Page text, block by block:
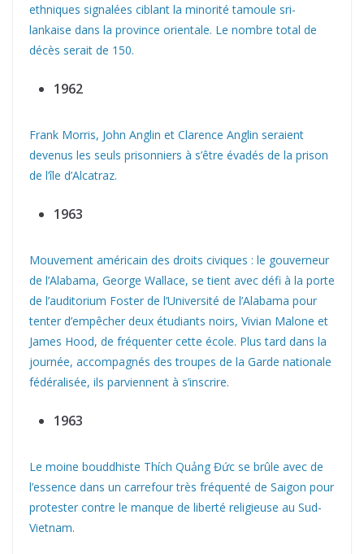
ethniques signalées ciblant la minorité tamoule sri-
lankaise dans la province orientale. Le nombre total de
décès serait de 150.
1962
Frank Morris, John Anglin et Clarence Anglin seraient
devenus les seuls prisonniers à s’être évadés de la prison
de l’île d’Alcatraz.
1963
Mouvement américain des droits civiques : le gouverneur
de l’Alabama, George Wallace, se tient avec défi à la porte
de l’auditorium Foster de l’Université de l’Alabama pour
tenter d’empêcher deux étudiants noirs, Vivian Malone et
James Hood, de fréquenter cette école. Plus tard dans la
journée, accompagnés des troupes de la Garde nationale
fédéralisée, ils parviennent à s’inscrire.
1963
Le moine bouddhiste Thích Quảng Đức se brûle avec de
l’essence dans un carrefour très fréquenté de Saigon pour
protester contre le manque de liberté religieuse au Sud-
Vietnam.